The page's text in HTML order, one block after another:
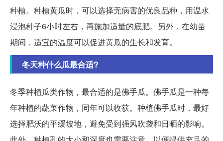
种植。种植黄瓜时，可以选择无病害的优良品种，用温水
浸泡种子6小时左右，再施加适量的底肥。另外，在幼苗
期间，适宜的温度可以促进黄瓜的生长和发育。
冬天种什么瓜最合适?
冬季种植瓜类作物，最合适的是佛手瓜。佛手瓜是一种每
年种植的蔬菜作物，同年可以收获。种植佛手瓜时，最好
选择肥沃的平缓坡地，避免受到强风吹袭和日晒的影响。